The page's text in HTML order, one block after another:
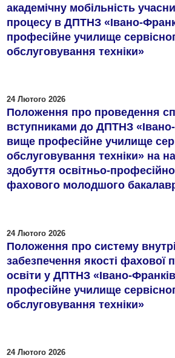
академічну мобільність
процесу в ДПТНЗ «Івано-
професійне училище
обслуговування техніки»
24 Лютого 2026
Положення про проведення
вступниками до ДПТНЗ
вище професійне училище
обслуговування техніки» на
здобуття освітньо-
фахового молодшого
24 Лютого 2026
Положення про систему
забезпечення якості фахової
освіти у ДПТНЗ «Івано-
професійне училище
обслуговування техніки»
24 Лютого 2026